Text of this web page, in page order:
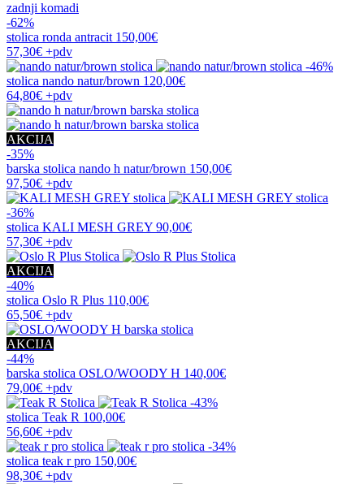
zadnji komadi
-62%
stolica ronda antracit 150,00€
57,30€ +pdv
-46%
stolica nando natur/brown 120,00€
64,80€ +pdv
AKCIJA
-35%
barska stolica nando h natur/brown 150,00€
97,50€ +pdv
-36%
stolica KALI MESH GREY 90,00€
57,30€ +pdv
AKCIJA
-40%
stolica Oslo R Plus 110,00€
65,50€ +pdv
AKCIJA
-44%
barska stolica OSLO/WOODY H 140,00€
79,00€ +pdv
-43%
stolica Teak R 100,00€
56,60€ +pdv
-34%
stolica teak r pro 150,00€
98,30€ +pdv